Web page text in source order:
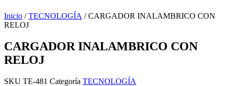
Inicio /TECNOLOGÍA / CARGADOR INALAMBRICO CON
RELOJ
CARGADOR INALAMBRICO CON
RELOJ
SKU TE-481 Categoría TECNOLOGÍA